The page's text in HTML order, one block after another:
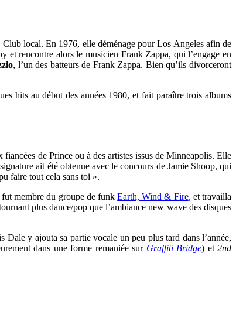
Club local. En 1976, elle déménage pour Los Angeles afin de
et rencontre alors le musicien Frank Zappa, qui l’engage en
, l’un des batteurs de Frank Zappa. Bien qu’ils divorceront
hits au début des années 1980, et fait paraître trois albums
de Prince ou à des artistes issus de Minneapolis. Elle
ait été obtenue avec le concours de Jamie Shoop, qui
faire tout cela sans toi ».
membre du groupe de funkEarth, Wind & Fire, et travailla
plus dance/pop que l’ambiance new wave des disques
Dale y ajouta sa partie vocale un peu plus tard dans l’année,
dans une forme remaniée sur Graffiti Bridge) et2nd